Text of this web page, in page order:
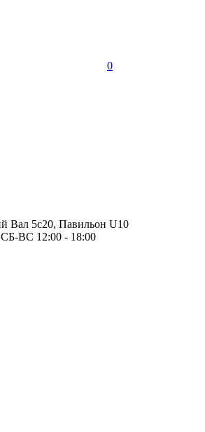
0
Вал 5с20, Павильон U10
ВС 12:00 - 18:00